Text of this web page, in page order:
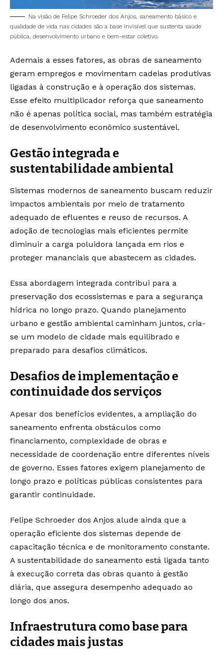
Na visão de Felipe Schroeder dos Anjos, saneamento básico e
qualidade de vida nas cidades são a base invisível que sustenta saúde
pública, desenvolvimento urbano e bem-estar coletivo.
Ademais a esses fatores, as obras de saneamento
geram empregos e movimentam cadeias produtivas
ligadas à construção e à operação dos sistemas.
Esse efeito multiplicador reforça que saneamento
não é apenas política social, mas também estratégia
de desenvolvimento econômico sustentável.
Gestão integrada e
sustentabilidade ambiental
Sistemas modernos de saneamento buscam reduzir
impactos ambientais por meio de tratamento
adequado de efluentes e reuso de recursos. A
adoção de tecnologias mais eficientes permite
diminuir a carga poluidora lançada em rios e
proteger mananciais que abastecem as cidades.
Essa abordagem integrada contribui para a
preservação dos ecossistemas e para a segurança
hídrica no longo prazo. Quando planejamento
urbano e gestão ambiental caminham juntos, cria-
se um modelo de cidade mais equilibrado e
preparado para desafios climáticos.
Desafios de implementação e
continuidade dos serviços
Apesar dos benefícios evidentes, a ampliação do
saneamento enfrenta obstáculos como
financiamento, complexidade de obras e
necessidade de coordenação entre diferentes níveis
de governo. Esses fatores exigem planejamento de
longo prazo e políticas públicas consistentes para
garantir continuidade.
Felipe Schroeder dos Anjos alude ainda que a
operação eficiente dos sistemas depende de
capacitação técnica e de monitoramento constante.
A sustentabilidade do saneamento está ligada tanto
à execução correta das obras quanto à gestão
diária, que assegura desempenho adequado ao
longo dos anos.
Infraestrutura como base para
cidades mais justas